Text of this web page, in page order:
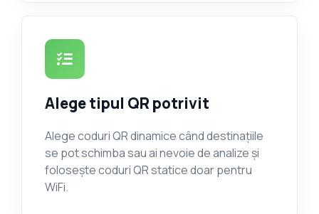
Alege tipul QR potrivit
Alege coduri QR dinamice când destinațiile
se pot schimba sau ai nevoie de analize și
folosește coduri QR statice doar pentru
WiFi.